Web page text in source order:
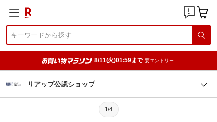
8/11(火)01:59まで 要エントリー
リアップ公認ショップ
1/4